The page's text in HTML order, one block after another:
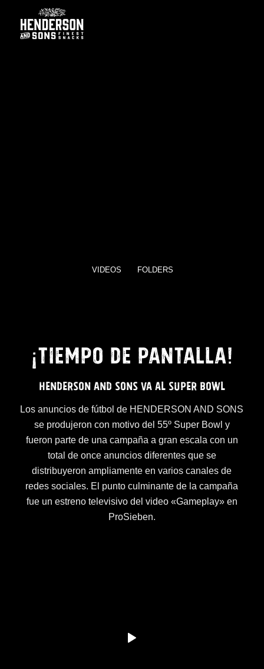
VIDEOS FOLDERS
¡TIEMPO DE PANTALLA!
HENDERSON AND SONS VA AL SUPER BOWL
Los anuncios de fútbol de HENDERSON AND SONS
se produjeron con motivo del 55º Super Bowl y
fueron parte de una campaña a gran escala con un
total de once anuncios diferentes que se
distribuyeron ampliamente en varios canales de
redes sociales. El punto culminante de la campaña
fue un estreno televisivo del video «Gameplay» en
ProSieben.